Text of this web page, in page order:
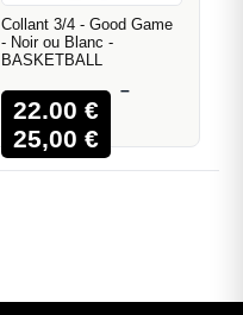
Collant 3/4 - Good Game
- Noir ou Blanc -
BASKETBALL
22,00€
–
25,00€